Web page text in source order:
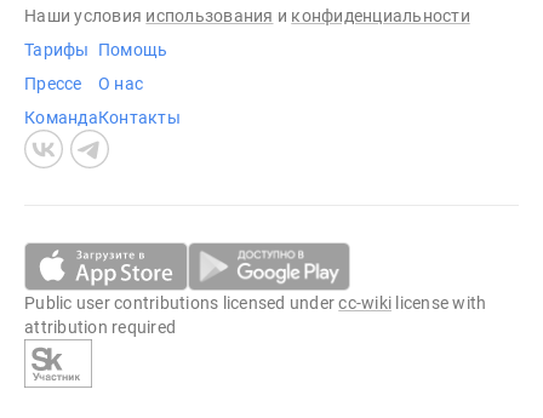
Наши условия использования и конфиденциальности
Тарифы
Прессе
Команда
Помощь
О нас
Контакты
Public user contributions licensed undercc-wiki license with
attribution required